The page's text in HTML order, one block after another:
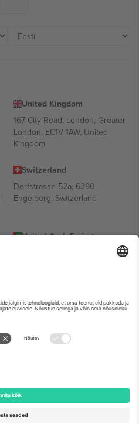
United Kingdom
167 City Road, London, Greater
London, EC1V 1AW, United
Kingdom
Switzerland
Dorfstrasse 52a, 6390
Engelberg, Switzerland
United Arab Emirates
UAE Dubai Silicon Oasis, DDP
jaoks vaata konkreetse